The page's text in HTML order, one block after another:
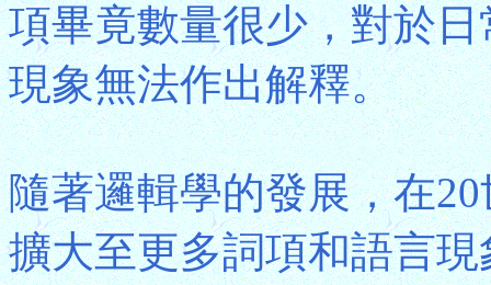
項畢竟數量很少，對於
現象無法作出解釋。
隨著邏輯學的發展，在
擴大至更多詞項和語言